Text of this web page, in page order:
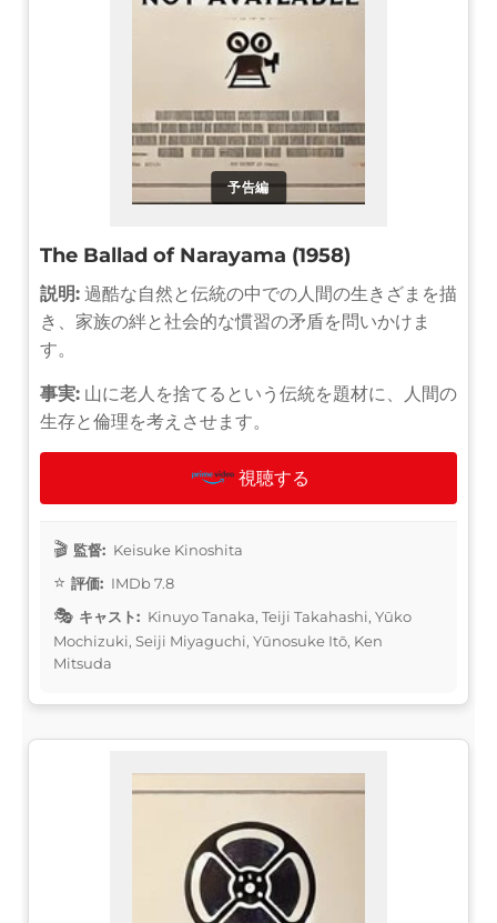
予告編
The Ballad of Narayama (1958)
説明: 過酷な自然と伝統の中での人間の生きざまを描
き、家族の絆と社会的な慣習の矛盾を問いかけま
す。
事実: 山に老人を捨てるという伝統を題材に、人間の
生存と倫理を考えさせます。
視聴する
監督: Keisuke Kinoshita
評価: IMDb 7.8
キャスト: Kinuyo Tanaka, Teiji Takahashi, Yūko
Mochizuki, Seiji Miyaguchi, Yūnosuke Itō, Ken
Mitsuda